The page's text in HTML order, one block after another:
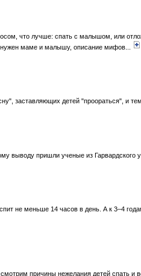
что лучше: спать с малышом, или
нужен маме и малышу, описание мифов...
заставляющих детей "проораться", и
выводу пришли ученые из Гарвардского
не меньше 14 часов в день. А к 3–4
причины нежелания детей спать и